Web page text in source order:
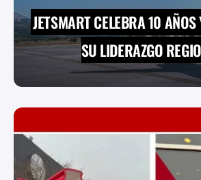
JETSMART CELEBRA 10
SU LIDERAZGO